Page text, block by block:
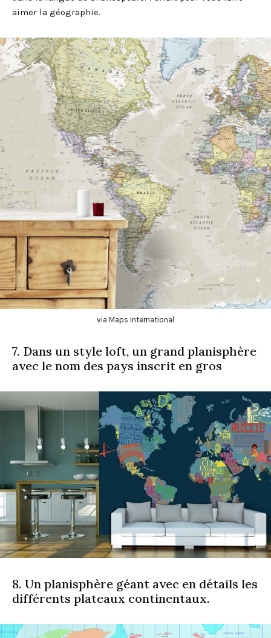
aimer la géographie.
via Maps International
7. Dans un style loft, un grand planisphère
avec le nom des pays inscrit en gros
8. Un planisphère géant avec en détails les
différents plateaux continentaux.